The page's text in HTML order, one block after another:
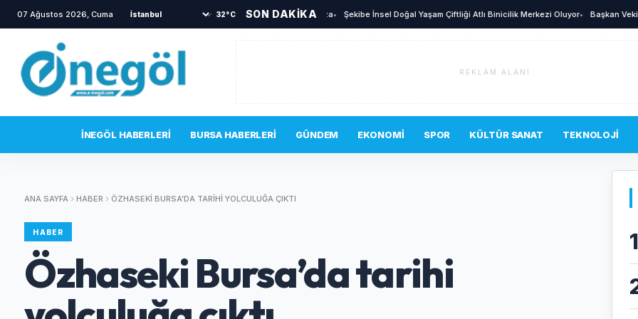
07 Ağustos 2026, Cuma 32°C SON DAKİKA
• İnegöl'de yürekleri ağza getiren kaza• Şekibe İnsel Doğal Yaşam Çiftliği Atlı Binicilik Merkezi Oluyor • Başkan Vekili
REKLAM ALANI
İNEGÖL HABERLERI BURSA HABERLERI GÜNDEM EKONOMI SPOR KÜLTÜR SANAT TEKNOLOJI
ANA SAYFA HABER ÖZHASEKI BURSA’DA TARIHI YOLCULUĞA ÇIKTI
HABER
Özhaseki Bursa’da tarihi
1